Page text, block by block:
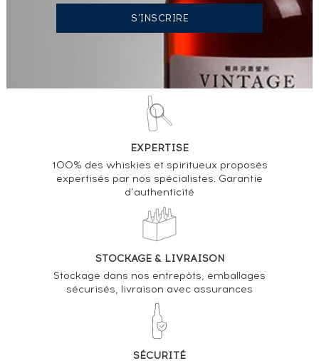
EXPERTISE
100% des whiskies et spiritueux proposés
expertisés par nos spécialistes. Garantie
d’authenticité
STOCKAGE & LIVRAISON
Stockage dans nos entrepôts, emballages
sécurisés, livraison avec assurances
SÉCURITÉ